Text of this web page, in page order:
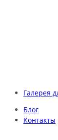
Галерея
Блог
Контакты